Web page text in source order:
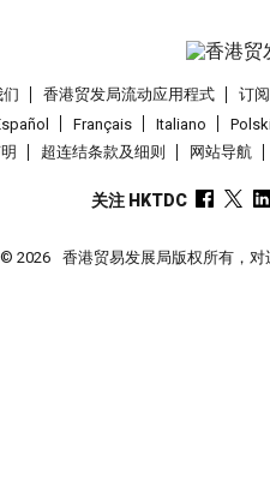
们 香港贸发局流动应用程式 订
Français Italiano
超连结条款及细则 网站导航
关注 HKTDC
© 2026 香港贸易发展局版权所有，对